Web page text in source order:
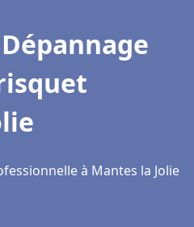
à Mantes la Jolie